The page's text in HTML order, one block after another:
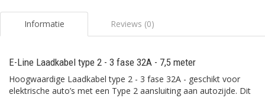
Informatie Reviews (0)
E-Line Laadkabel type 2 - 3 fase 32A - 7,5 meter
Hoogwaardige Laadkabel type 2 - 3 fase 32A - geschikt voor
elektrische auto’s met een Type 2 aansluiting aan autozijde. Dit